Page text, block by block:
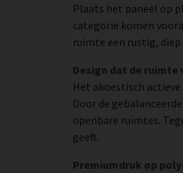
Plaats het paneel op
categorie komen
ruimte een rustig,
Design dat de
Het akoestisch
Door de
openbare ruimtes.
geeft.
Premiumdruk op